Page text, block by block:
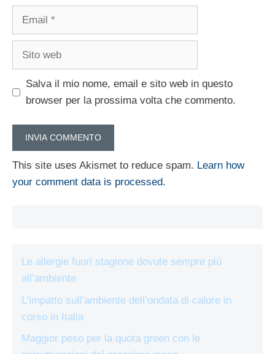
Email
Sito
Salva il mio nome, email e sito web in questo
browser per la prossima volta che commento.
This site uses Akismet to reduce spam. Learn how
your comment data is processed.
Le allergie fuori stagione dovute sempre più
all’ambiente
L’impatto sull’ambiente dell’ondata di calore in
corso in Italia
Maggior peso per la quota green con le